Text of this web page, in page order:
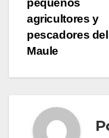
pequeños
agricultores y
pescadores del
Maule